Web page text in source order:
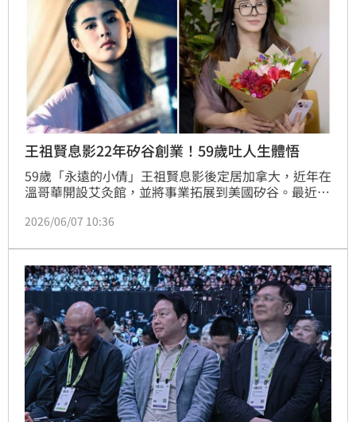
王祖賢息影22年矽谷創業！59歲吐人生體悟
59歲「永遠的小倩」王祖賢息影後定居加拿大，近年在
溫哥華開設艾灸館，並將事業拓展到美國矽谷。最近她
一切的是「緣分」，並分享人生體悟。
2026/06/07 10:36